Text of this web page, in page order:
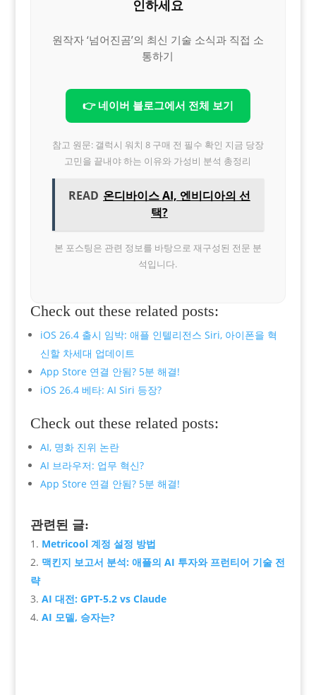
인하세요
원작자 ‘넘어진곰’의 최신 기술 소식과 직접 소
통하기
👉 네이버 블로그에서 전체 보기
참고 원문: 갤럭시 워치 8 구매 전 필수 확인 지금 당장
고민을 끝내야 하는 이유와 가성비 분석 총정리
READ 온디바이스 AI, 엔비디아의 선
택?
본 포스팅은 관련 정보를 바탕으로 재구성된 전문 분
석입니다.
Check out these related posts:
iOS 26.4 출시 임박: 애플 인텔리전스 Siri, 아이폰을 혁
신할 차세대 업데이트
App Store 연결 안됨? 5분 해결!
iOS 26.4 베타: AI Siri 등장?
Check out these related posts:
AI, 명화 진위 논란
AI 브라우저: 업무 혁신?
App Store 연결 안됨? 5분 해결!
관련된 글:
Metricool 계정 설정 방법
맥킨지 보고서 분석: 애플의 AI 투자와 프런티어 기술 전
략
AI 대전: GPT-5.2 vs Claude
AI 모델, 승자는?